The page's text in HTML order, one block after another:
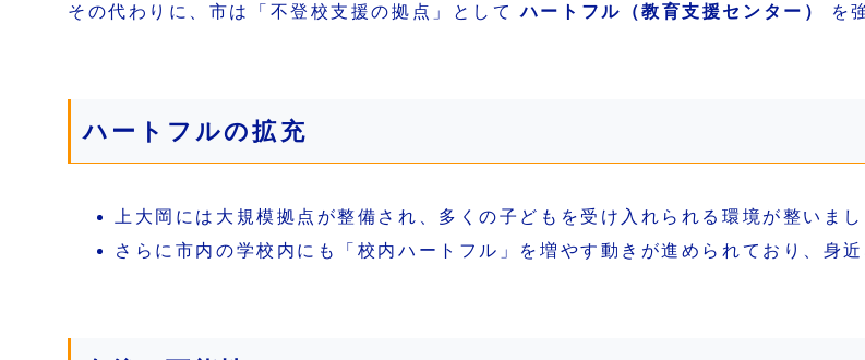
その代わりに、市は「不登校支援の拠点」としてハートフル（教育支援センター） を
ハートフルの拡充
上大岡には大規模拠点が整備され、多くの子どもを受け入れられる環境が整いまし
さらに市内の学校内にも「校内ハートフル」を増やす動きが進められており、身